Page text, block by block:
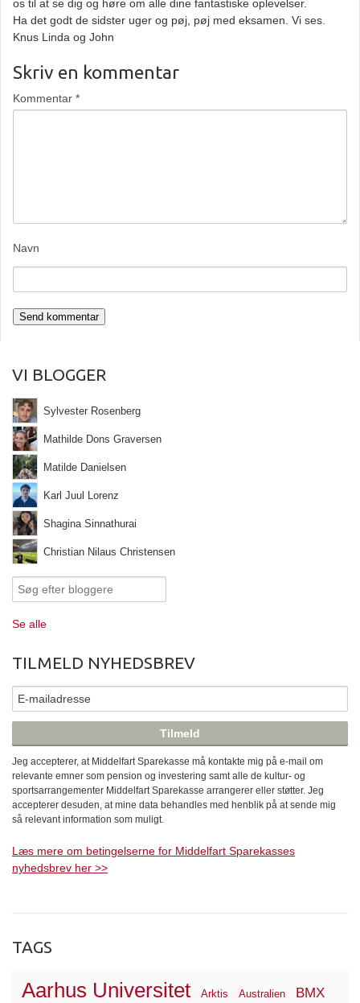
os til at se dig og høre om alle dine fantastiske oplevelser.
Ha det godt de sidster uger og pøj, pøj med eksamen. Vi ses.
Knus Linda og John
Skriv en kommentar
Kommentar *
Navn
VI BLOGGER
Sylvester Rosenberg
Mathilde Dons Graversen
Matilde Danielsen
Karl Juul Lorenz
Shagina Sinnathurai
Christian Nilaus Christensen
Se alle
TILMELD NYHEDSBREV
Jeg accepterer, at Middelfart Sparekasse må kontakte mig på e-mail om
relevante emner som pension og investering samt alle de kultur- og
sportsarrangementer Middelfart Sparekasse arrangerer eller støtter. Jeg
accepterer desuden, at mine data behandles med henblik på at sende mig
så relevant information som muligt.
Læs mere om betingelserne for Middelfart Sparekasses
nyhedsbrev her >>
TAGS
Aarhus Universitet Arktis Australien BMX